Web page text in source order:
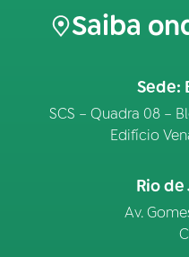
Saiba
Sede:
SCS – Quadra 08 –
Edifício
Rio de
Av.